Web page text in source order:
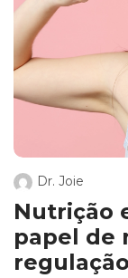
Dr. Joie
Nutrição
papel de